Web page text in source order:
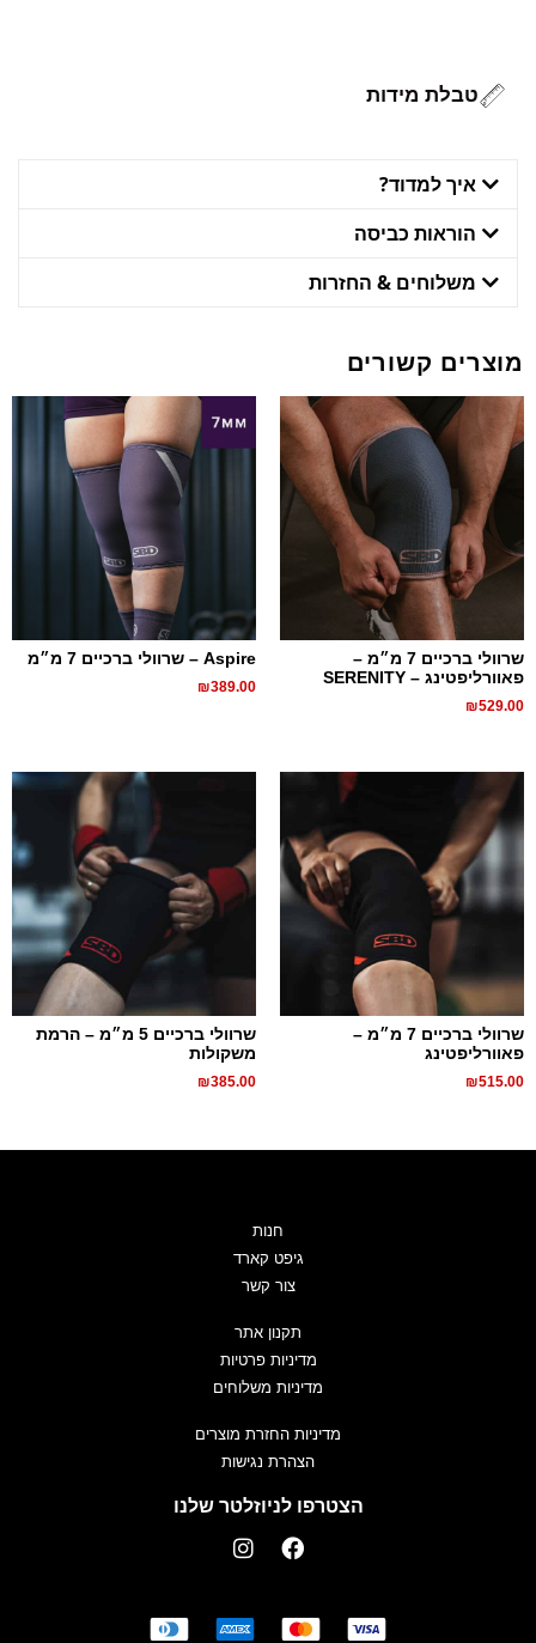
טבלת מידות
איך למדוד?
הוראות כביסה
משלוחים & החזרות
מוצרים קשורים
שרוולי ברכיים 7 מ״מ –
פאוורליפטינג – SERENITY
₪529.00
Aspire – שרוולי ברכיים 7 מ״מ
₪389.00
שרוולי ברכיים 7 מ״מ –
פאוורליפטינג
₪515.00
שרוולי ברכיים 5 מ״מ – הרמת
משקולות
₪385.00
חנות
גיפט קארד
צור קשר
תקנון אתר
מדיניות פרטיות
מדיניות משלוחים
מדיניות החזרת מוצרים
הצהרת נגישות
הצטרפו לניוזלטר שלנו